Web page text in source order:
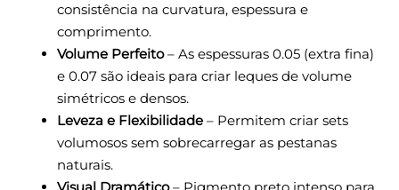
consistência na curvatura, espessura e
comprimento.
Volume Perfeito– As espessuras 0.05 (extra fina)
e 0.07 são ideais para criar leques de volume
simétricos e densos.
Leveza e Flexibilidade – Permitem criar sets
volumosos sem sobrecarregar as pestanas
naturais.